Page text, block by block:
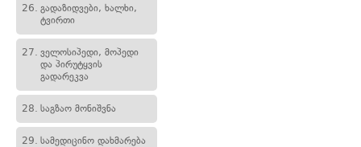
26. გადაზიდვები, ხალხი,
ტვირთი
27. ველოსიპედი, მოპედი
და პირუტყვის
გადარეკვა
28. საგზაო მონიშვნა
29. სამედიცინო დახმარება